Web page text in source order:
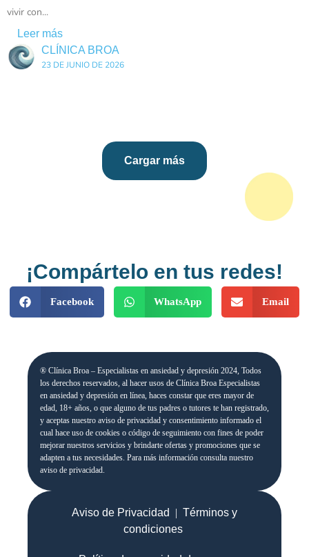
vivir con...
Leer más
CLÍNICA BROA
23 DE JUNIO DE 2026
Cargar más
¡Compártelo en tus redes!
Facebook WhatsApp Email
Aviso de Privacidad | Términos y
condiciones
® Clínica Broa – Especialistas en ansiedad y depresión 2024, Todos
los derechos reservados, al hacer usos de Clínica Broa Especialistas
en ansiedad y depresión en línea, haces constar que eres mayor de
edad, 18+ años, o que alguno de tus padres o tutores te han registrado,
y aceptas nuestro aviso de privacidad y consentimiento informado el
cual hace uso de cookies o código de seguimiento con fines de poder
mejorar nuestros servicios y brindarte ofertas y promociones que se
adapten a tus necesidades. Para más información consulta nuestro
aviso de privacidad.